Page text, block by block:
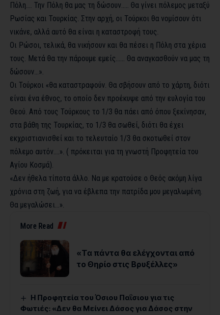
Πόλη…. Την Πόλη θα μας τη δώσουν….. Θα γίνει πόλεμος μεταξύ
Ρωσίας και Τουρκίας. Στην αρχή, οι Τούρκοι θα νομίσουν ότι
νικάνε, αλλά αυτό θα είναι η καταστροφή τους.
Οι Ρώσοι, τελικά, θα νικήσουν και θα πέσει η Πόλη στα χέρια
τους. Μετά θα την πάρουμε εμείς…… Θα αναγκασθούν να μας τη
δώσουν…».
Οι Τούρκοι «θα καταστραφούν. Θα σβήσουν από το χάρτη, διότι
είναι ένα έθνος, το οποίο δεν προέκυψε από την ευλογία του
Θεού. Από τους Τούρκους το 1/3 θα πάει από όπου ξεκίνησαν,
στα βάθη της Τουρκίας, το 1/3 θα σωθεί, διότι θα έχει
εκχριστιανισθεί και το τελευταίο 1/3 θα σκοτωθεί στον
πόλεμο αυτόν….». ( πρόκειται για τη γνωστή Προφητεία του
Αγίου Κοσμά).
«Δεν ήθελα τίποτα άλλο. Να με κρατούσε ο Θεός ακόμη λίγα
χρόνια στη ζωή, για να έβλεπα την πατρίδα μου μεγαλωμένη.
Θα μεγαλώσει…».
More Read
«Τα πάντα θα ελέγχονται από
το Θηρίο στις Βρυξέλλες»
Η Προφητεία του Όσιου Παΐσιου για τις
Φωτιές: «Δεν θα Μείνει Δάσος για Δάσος στην